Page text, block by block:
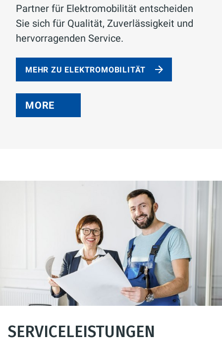
Partner für Elektromobilität entscheiden
Sie sich für Qualität, Zuverlässigkeit und
hervorragenden Service.
MEHR ZU ELEKTROMOBILITÄT
MORE
SERVICELEISTUNGEN